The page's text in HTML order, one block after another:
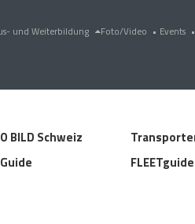
und Weiterbildung Foto/Video • Events •
BILD Schweiz
FLEETguide